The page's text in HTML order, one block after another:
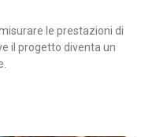
le prestazioni di
il progetto diventa un